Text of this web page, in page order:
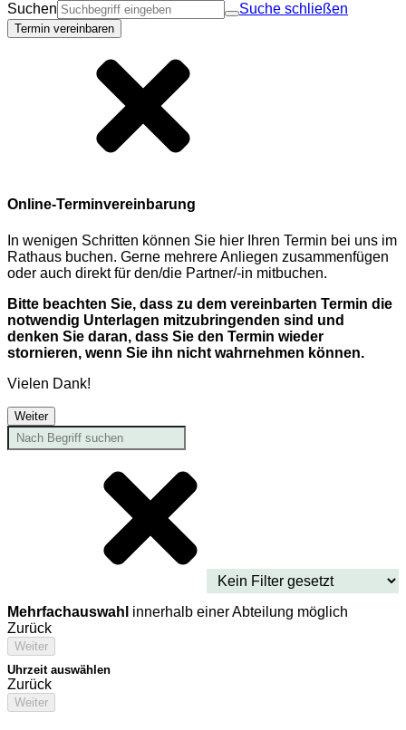
Suchen
Suche schließen
Termin vereinbaren
Online-Terminvereinbarung
In wenigen Schritten können Sie hier Ihren Termin bei uns im
Rathaus buchen. Gerne mehrere Anliegen zusammenfügen
oder auch direkt für den/die Partner/-in mitbuchen.
Bitte beachten Sie, dass zu dem vereinbarten Termin die
notwendig Unterlagen mitzubringenden sind und
denken Sie daran, dass Sie den Termin wieder
stornieren, wenn Sie ihn nicht wahrnehmen können.
Vielen Dank!
Weiter
Mehrfachauswahl innerhalb einer Abteilung möglich
Zurück
Weiter
Uhrzeit auswählen
Zurück
Weiter